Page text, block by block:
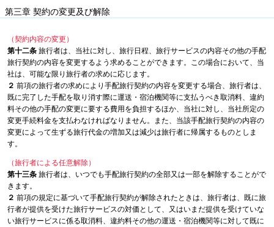
第三章 契約の変更及び解除
（契約内容の変更）
第十二条 旅行者は、当社に対し、旅行日程、旅行サービスの内容その他の手配
旅行契約の内容を変更するよう求めることができます。この場合において、当
社は、可能な限り旅行者の求めに応じます。
２ 前項の旅行者の求めにより手配旅行契約の内容を変更する場合、旅行者は、
既に完了した手配を取り消す際に運送・宿泊機関等に支払うべき取消料、違約
料その他の手配の変更に要する費用を負担するほか、当社に対し、当社所定の
変更手続料金を支払わなければなりません。また、当該手配旅行契約の内容の
変更によって生ずる旅行代金の増加又は減少は旅行者に帰属するものとしま
す。
（旅行者による任意解除）
第十三条 旅行者は、いつでも手配旅行契約の全部又は一部を解除することがで
きます。
２ 前項の規定に基づいて手配旅行契約が解除されたときは、旅行者は、既に旅
行者が提供を受けた旅行サービスの対価として、又はいまだ提供を受けていな
い旅行サービスに係る取消料、違約料その他の運送・宿泊機関等に対して既に